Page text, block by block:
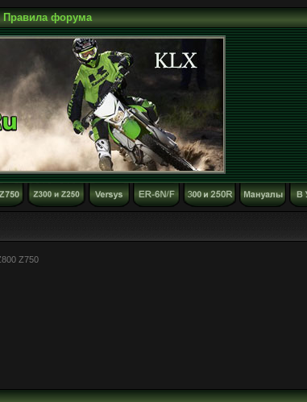
Правила форума
Z750